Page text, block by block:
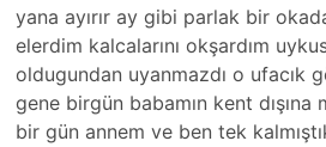
yana ayırır ay gibi parlak bir
elerdim kalcalarını okşardım
oldugundan uyanmazdı o ufacık
gene birgün babamın kent dışına
bir gün annem ve ben tek